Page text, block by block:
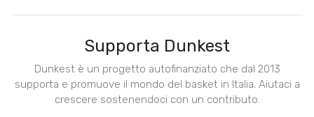
Supporta Dunkest
Dunkest è un progetto autofinanziato che dal 2013
supporta e promuove il mondo del basket in Italia. Aiutaci a
crescere sostenendoci con un contributo.